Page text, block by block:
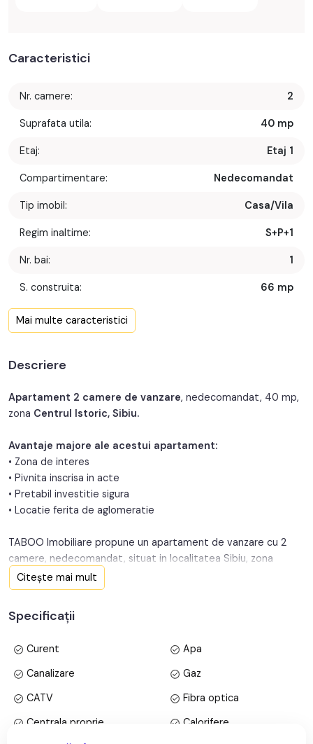
Caracteristici
Nr. camere: 2
Suprafata utila: 40 mp
Etaj: Etaj 1
Compartimentare: Nedecomandat
Tip imobil: Casa/Vila
Regim inaltime: S+P+1
Nr. bai: 1
S. construita: 66 mp
Confort:
Nr. balcoane:
An constructie: 1930
Structura:
Orientare:
Mai multe caracteristici
Descriere
Apartament 2 camere de vanzare, nedecomandat, 40 mp,
zona Centrul Istoric, Sibiu.
Avantaje majore ale acestui apartament:
• Zona de interes
• Pivnita inscrisa in acte
• Pretabil investitie sigura
• Locatie ferita de aglomeratie
TABOO Imobiliare propune un apartament de vanzare cu 2
camere, nedecomandat, situat in localitatea Sibiu, zona
Centrul Istoric, aflat la etajul 1 intr-un imobil tip casa cu
regimul de inaltime subsol+parter+etaj, anul constructiei 1930,
de 18 mp si pivnita.
Apartamentul este structurat astfel:
• Bucatarie;
• Camara;
• Living;
Citește mai mult
Specificații
Curent
Apa
Canalizare
Gaz
CATV
Fibra optica
Centrala proprie
Calorifere